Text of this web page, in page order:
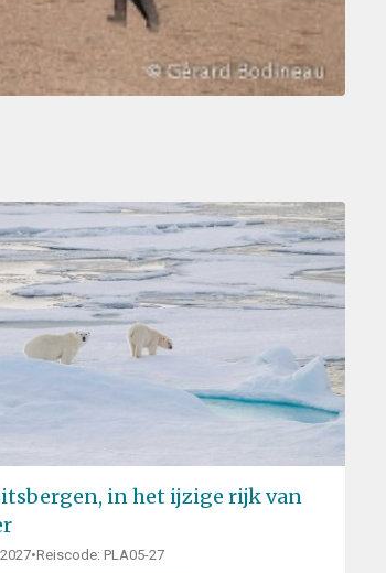
in het ijzige rijk van
•Reiscode: PLA05-27